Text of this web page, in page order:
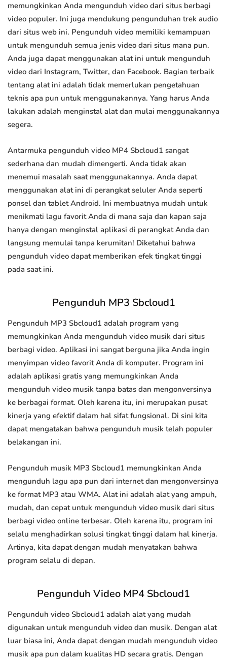
memungkinkan Anda mengunduh video dari situs berbagi
video populer. Ini juga mendukung pengunduhan trek audio
dari situs web ini. Pengunduh video memiliki kemampuan
untuk mengunduh semua jenis video dari situs mana pun.
Anda juga dapat menggunakan alat ini untuk mengunduh
video dari Instagram, Twitter, dan Facebook. Bagian terbaik
tentang alat ini adalah tidak memerlukan pengetahuan
teknis apa pun untuk menggunakannya. Yang harus Anda
lakukan adalah menginstal alat dan mulai menggunakannya
segera.
Antarmuka pengunduh video MP4 Sbcloud1 sangat
sederhana dan mudah dimengerti. Anda tidak akan
menemui masalah saat menggunakannya. Anda dapat
menggunakan alat ini di perangkat seluler Anda seperti
ponsel dan tablet Android. Ini membuatnya mudah untuk
menikmati lagu favorit Anda di mana saja dan kapan saja
hanya dengan menginstal aplikasi di perangkat Anda dan
langsung memulai tanpa kerumitan! Diketahui bahwa
pengunduh video dapat memberikan efek tingkat tinggi
pada saat ini.
Pengunduh MP3 Sbcloud1
Pengunduh MP3 Sbcloud1 adalah program yang
memungkinkan Anda mengunduh video musik dari situs
berbagi video. Aplikasi ini sangat berguna jika Anda ingin
menyimpan video favorit Anda di komputer. Program ini
adalah aplikasi gratis yang memungkinkan Anda
mengunduh video musik tanpa batas dan mengonversinya
ke berbagai format. Oleh karena itu, ini merupakan pusat
kinerja yang efektif dalam hal sifat fungsional. Di sini kita
dapat mengatakan bahwa pengunduh musik telah populer
belakangan ini.
Pengunduh musik MP3 Sbcloud1 memungkinkan Anda
mengunduh lagu apa pun dari internet dan mengonversinya
ke format MP3 atau WMA. Alat ini adalah alat yang ampuh,
mudah, dan cepat untuk mengunduh video musik dari situs
berbagi video online terbesar. Oleh karena itu, program ini
selalu menghadirkan solusi tingkat tinggi dalam hal kinerja.
Artinya, kita dapat dengan mudah menyatakan bahwa
program selalu di depan.
Pengunduh Video MP4 Sbcloud1
Pengunduh video Sbcloud1 adalah alat yang mudah
digunakan untuk mengunduh video dan musik. Dengan alat
luar biasa ini, Anda dapat dengan mudah mengunduh video
musik apa pun dalam kualitas HD secara gratis. Dengan